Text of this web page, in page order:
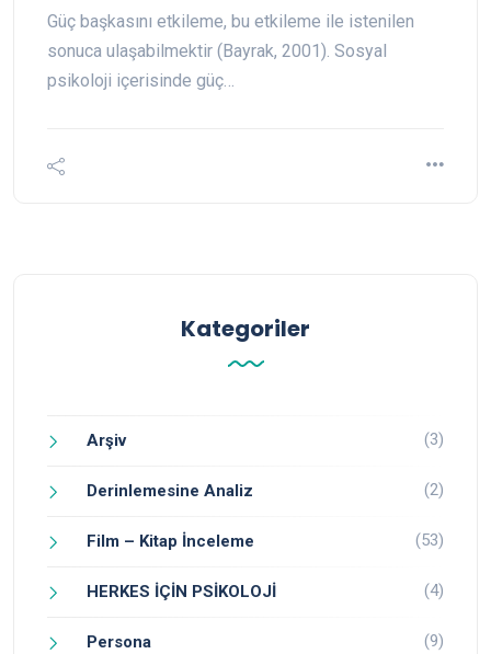
Güç başkasını etkileme, bu etkileme ile istenilen
sonuca ulaşabilmektir (Bayrak, 2001). Sosyal
psikoloji içerisinde güç…
Kategoriler
Arşiv (3)
Derinlemesine Analiz (2)
Film – Kitap İnceleme (53)
HERKES İÇİN PSİKOLOJİ (4)
Persona (9)